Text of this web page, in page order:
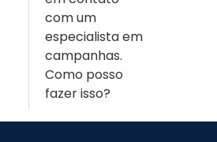
com um
especialista em
campanhas.
Como posso
fazer isso?